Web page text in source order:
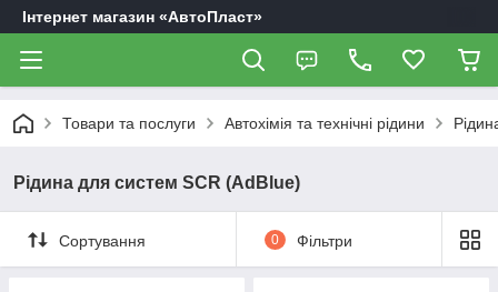
Інтернет магазин «АвтоПласт»
Товари та послуги Автохімія та технічні рідини
Рідина для систем SCR (AdBlue)
Сортування 0 Фільтри